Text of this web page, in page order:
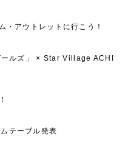
・アウトレットに行こう！
ールズ」 × Star Village ACHI
テーブル発表